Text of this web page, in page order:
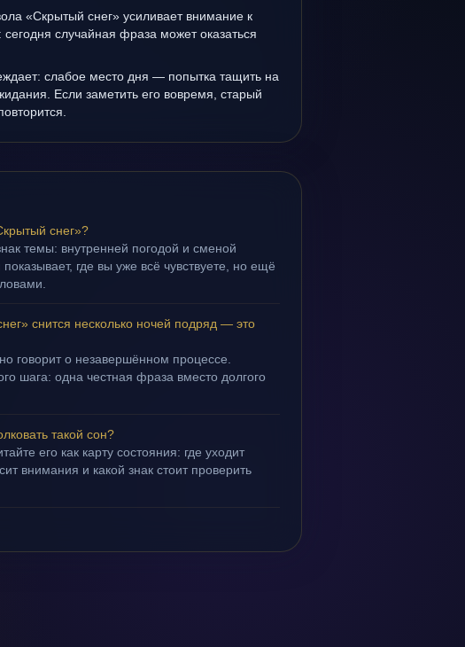
«Скрытый снег» усиливает внимание к
случайная фраза может оказаться
слабое место дня — попытка тащить на
Если заметить его вовремя, старый
снег»?
темы: внутренней погодой и сменой
где вы уже всё чувствуете, но ещё
снится несколько ночей подряд — это
говорит о незавершённом процессе.
шага: одна честная фраза вместо долгого
такой сон?
его как карту состояния: где уходит
внимания и какой знак стоит проверить